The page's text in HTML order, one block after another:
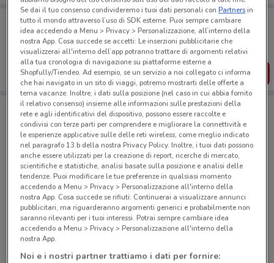
Porta DoveConviene sempre con te!
Puoi trovare le migliori offerte dei negozi vicino a te,
salvarle e creare la tua lista del risparmio, comodamente
dal tuo cellulare.
SCARICA L’APP
Negozi Manuello Design a Castellamare del Golfo
© MapTiler © OpenStreetMap contributors
Via della Pineta Sacchetti, 416 Roma
2.6 km
Se dai il tuo consenso condivideremo i tuoi dati personali conPartnersin
tutto il mondo attraverso l’uso di SDK esterne. Puoi sempre cambiare
idea accedendo a Menu > Privacy > Personalizzazione, all’interno della
nostra App. Cosa succede se accetti: Le inserzioni pubblicitarie che
visualizzerai all'interno dell’app potranno trattare di argomenti relativi
alla tua cronologia di navigazione su piattaforme esterne a
Shopfully/Tiendeo. Ad esempio, se un servizio a noi collegato ci informa
che hai navigato in un sito di viaggi, potremo mostrarti delle offerte a
tema vacanze. Inoltre, i dati sulla posizione (nel caso in cui abbia fornito
il relativo consenso) insieme alle informazioni sulle prestazioni della
rete e agli identificativi del dispositivo, possono essere raccolte e
condivisi con terze parti per comprendere e migliorare la connettività e
le esperienze applicative sulle delle reti wireless, come meglio indicato
nel paragrafo 13.b della nostra Privacy Policy. Inoltre, i tuoi dati possono
anche essere utilizzati per la creazione di report, ricerche di mercato,
scientifiche e statistiche, analisi basate sulla posizione e analisi delle
tendenze. Puoi modificare le tue preferenze in qualsiasi momento
accedendo a Menu > Privacy > Personalizzazione all'interno della
nostra App. Cosa succede se rifiuti: Continuerai a visualizzare annunci
pubblicitari, ma riguarderanno argomenti generici e probabilmente non
saranno rilevanti per i tuoi interessi. Potrai sempre cambiare idea
accedendo a Menu > Privacy > Personalizzazione all'interno della
nostra App.
Noi e i nostri partner trattiamo i dati per fornire: